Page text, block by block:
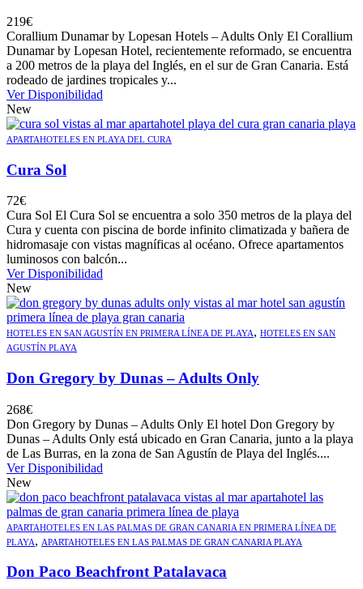
219€
Corallium Dunamar by Lopesan Hotels – Adults Only El Corallium
Dunamar by Lopesan Hotel, recientemente reformado, se encuentra
a 200 metros de la playa del Inglés, en el sur de Gran Canaria. Está
rodeado de jardines tropicales y...
Ver Disponibilidad
New
APARTAHOTELES EN PLAYA DEL CURA
Cura Sol
72€
Cura Sol El Cura Sol se encuentra a solo 350 metros de la playa del
Cura y cuenta con piscina de borde infinito climatizada y bañera de
hidromasaje con vistas magníficas al océano. Ofrece apartamentos
luminosos con balcón...
Ver Disponibilidad
New
HOTELES EN SAN AGUSTÍN EN PRIMERA LÍNEA DE PLAYA, HOTELES EN SAN
AGUSTÍN PLAYA
Don Gregory by Dunas – Adults Only
268€
Don Gregory by Dunas – Adults Only El hotel Don Gregory by
Dunas – Adults Only está ubicado en Gran Canaria, junto a la playa
de Las Burras, en la zona de San Agustín de Playa del Inglés....
Ver Disponibilidad
New
APARTAHOTELES EN LAS PALMAS DE GRAN CANARIA EN PRIMERA LÍNEA DE
PLAYA, APARTAHOTELES EN LAS PALMAS DE GRAN CANARIA PLAYA
Don Paco Beachfront Patalavaca